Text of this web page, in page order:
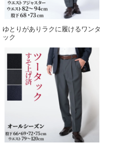
ゆとりがありラクに履けるワンタ
ック